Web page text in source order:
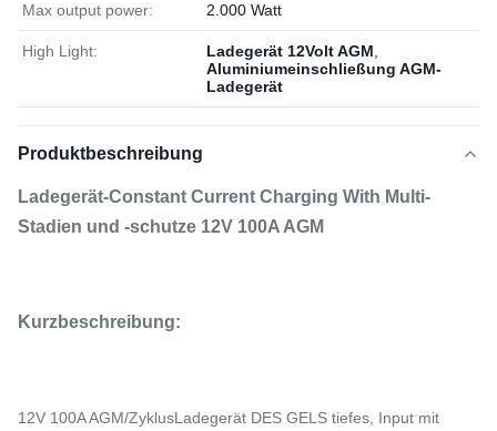
Max output power: 2.000 Watt
High Light: Ladegerät 12Volt AGM
Aluminiumeinschließung AGM-
Ladegerät
Produktbeschreibung
Ladegerät-Constant Current Charging With Multi-
Stadien und -schutze 12V 100A AGM
Kurzbeschreibung:
12V 100A AGM/ZyklusLadegerät DES GELS tiefes, Input mit